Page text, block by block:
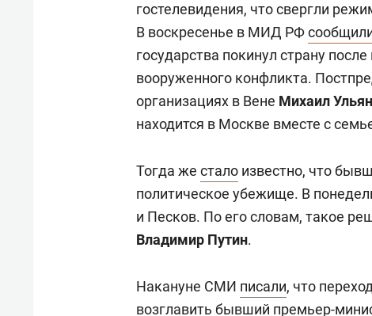
гостелевидения, что свергли
В воскресенье в МИД РФ
государства покинул страну
вооруженного конфликта.
организациях в Вене Михаил
находится в Москве вместе с
Тогда же стало известно, что
политическое убежище. В
и Песков. По его словам, такое
Владимир Путин.
Накануне СМИ писали, что
возглавить бывший премьер-